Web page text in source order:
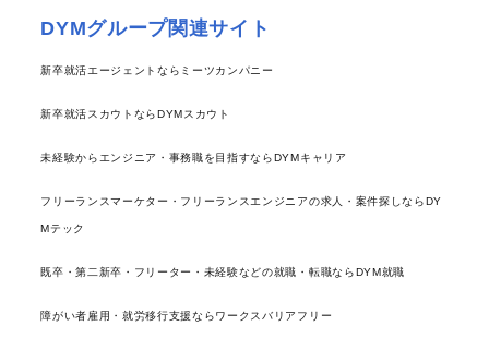
DYMグループ関連サイト
新卒就活エージェントならミーツカンパニー
新卒就活スカウトならDYMスカウト
未経験からエンジニア・事務職を目指すならDYMキャリア
フリーランスマーケター・フリーランスエンジニアの求人・案件探しならDY
Mテック
既卒・第二新卒・フリーター・未経験などの就職・転職ならDYM就職
障がい者雇用・就労移行支援ならワークスバリアフリー